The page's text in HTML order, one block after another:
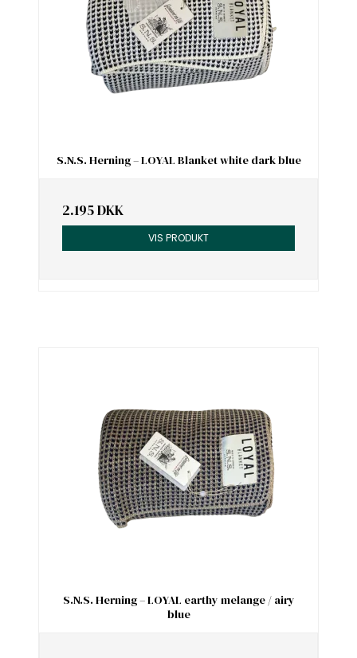
S.N.S. Herning – LOYAL Blanket white dark blue
2.195 DKK
VIS PRODUKT
S.N.S. Herning – LOYAL earthy melange / airy
blue